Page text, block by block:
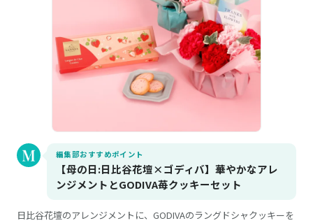
編集部おすすめポイント
【母の日:日比谷花壇×ゴディバ】華やかなアレ
ンジメントとGODIVA苺クッキーセット
日比谷花壇のアレンジメントに、GODIVAのラングドシャクッキーを